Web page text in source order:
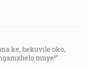
ke, bekuvile oko,
mnye!”